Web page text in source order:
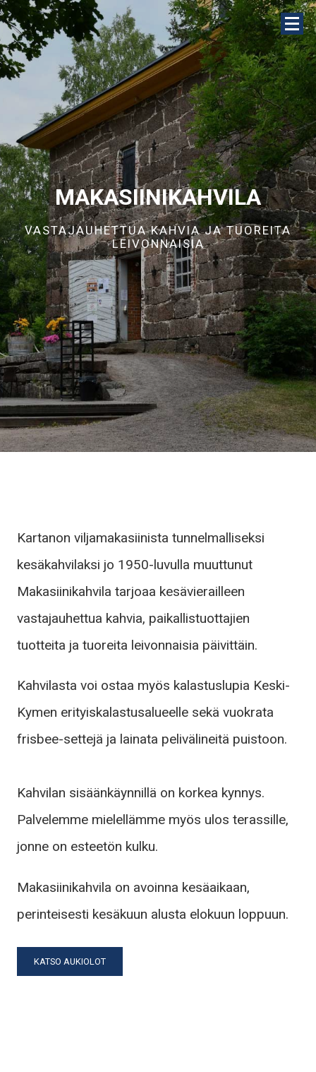
MAKASIINIKAHVILA
VASTAJAUHETTUA KAHVIA JA TUOREITA
LEIVONNAISIA
Kartanon viljamakasiinista tunnelmalliseksi
kesäkahvilaksi jo 1950-luvulla muuttunut
Makasiinikahvila tarjoaa kesävierailleen
vastajauhettua kahvia, paikallistuottajien
tuotteita ja tuoreita leivonnaisia päivittäin.
Kahvilasta voi ostaa myös kalastuslupia Keski-
Kymen erityiskalastusalueelle sekä vuokrata
frisbee-settejä ja lainata pelivälineitä puistoon.
Kahvilan sisäänkäynnillä on korkea kynnys.
Palvelemme mielellämme myös ulos terassille,
jonne on esteetön kulku.
Makasiinikahvila on avoinna kesäaikaan,
perinteisesti kesäkuun alusta elokuun loppuun.
KATSO AUKIOLOT